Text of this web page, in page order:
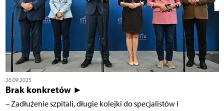
26.09.2025
Brak konkretów ►
– Zadłużenie szpitali, długie kolejki do specjalistów i